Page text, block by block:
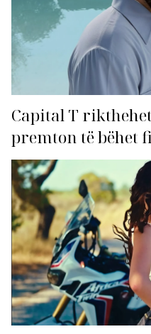
Capital T
premton të bëhet